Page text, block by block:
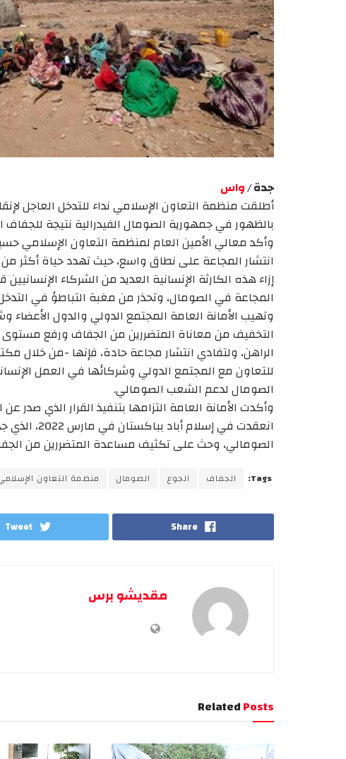
جدة /واس
أطلقت منظمة التعاون الإسلامي نداء للتدخل العاجل
بالظهور في جمهورية الصومال الفيدرالية نتيجة للجفاف
وأكد معالي الأمين العام لمنظمة التعاون الإسلامي
انتشار المجاعة على نطاق واسع، حيث تهدد حياة أكثر
إزاء هذه الكارثة الإنسانية العديد من الشركاء
المجاعة في الصومال، وتحذر من مغبة التباطؤ في
وتهيب الأمانة العامة المجتمع الدولي والدول
التخفيف من معاناة المتضررين من الجفاف ورفع مستوى
الراهن، ولتفادي انتشار مجاعة حادة، فإنها -من خلال
للتعاون مع المجتمع الدولي وشركائها في العمل
الصومال لدعم الشعب الصومالي.
وأكدت الأمانة العامة التزامها بتنفيذ القرار الذي صدر
انعقدت في
الصومالي، وحث على تكثيف مساعدة المتضررين من
Tags: الجفاف الجوع الصومال منظمة التعاون
Share
Tweet
مقديشو برس
RelatedPosts